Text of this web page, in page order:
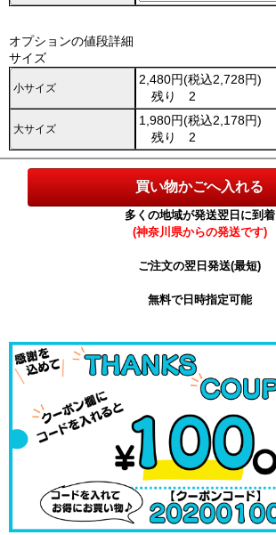
オプションの値段詳細
サイズ
小サイズ
2,480円(税込2,728円)
残り 2
大サイズ
1,980円(税込2,178円)
残り 2
多くの地域が発送翌日に到着
(神奈川県からの発送です)
ご注文の翌日発送(最短)
無料で日時指定可能